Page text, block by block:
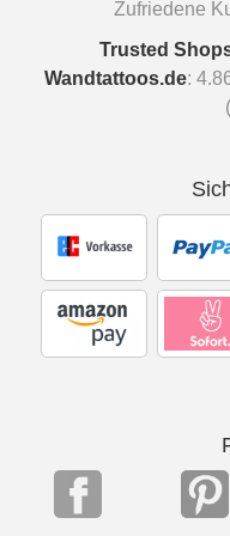
Zufriedene
Trusted
Wandtattoos.de:
(